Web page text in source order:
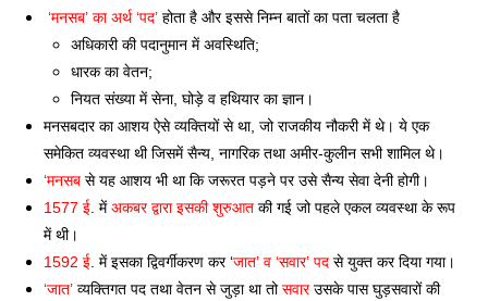
‘मनसब’ का अर्थ ‘पद’ होता है और इससे निम्न बातों का पता चलता है
अधिकारी की पदानुमान में अवस्थिति;
धारक का वेतन;
नियत संख्या में सेना, घोड़े व हथियार का ज्ञान।
मनसबदार का आशय ऐसे व्यक्तियों से था, जो राजकीय नौकरी में थे। ये एक
समेकित व्यवस्था थी जिसमें सैन्य, नागरिक तथा अमीर-कुलीन सभी शामिल थे।
‘मनसब से यह आशय भी था कि जरूरत पड़ने पर उसे सैन्य सेवा देनी होगी।
1577 ई . में अकबर द्वारा इसकी शुरुआत की गई जो पहले एकल व्यवस्था के रूप
में थी।
1592 ई . में इसका द्विवर्गीकरण कर ‘जात’ व ‘सवार’ पद से युक्त कर दिया गया।
‘जात’ व्यक्तिगत पद तथा वेतन से जुड़ा था तो सवार उसके पास घुड़सवारों की